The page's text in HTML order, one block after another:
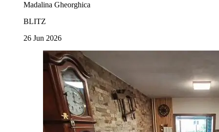
Madalina Gheorghica
BLITZ
26 Jun 2026